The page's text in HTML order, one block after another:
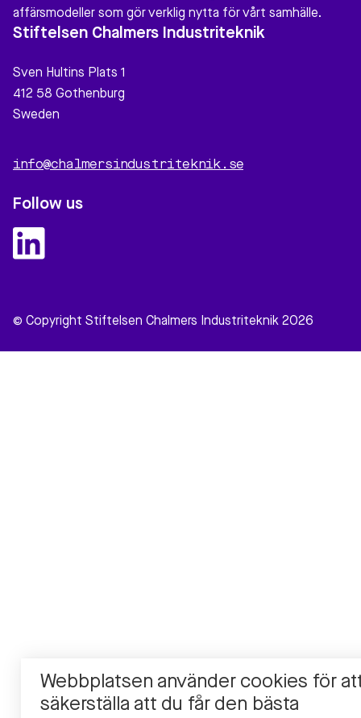
affärsmodeller som gör verklig nytta för vårt samhälle.
Stiftelsen Chalmers Industriteknik
Sven Hultins Plats 1
412 58 Gothenburg
Sweden
info@chalmersindustriteknik.se
Follow us
© Copyright Stiftelsen Chalmers Industriteknik 2026
Webbplatsen använder cookies för
säkerställa att du får den bästa